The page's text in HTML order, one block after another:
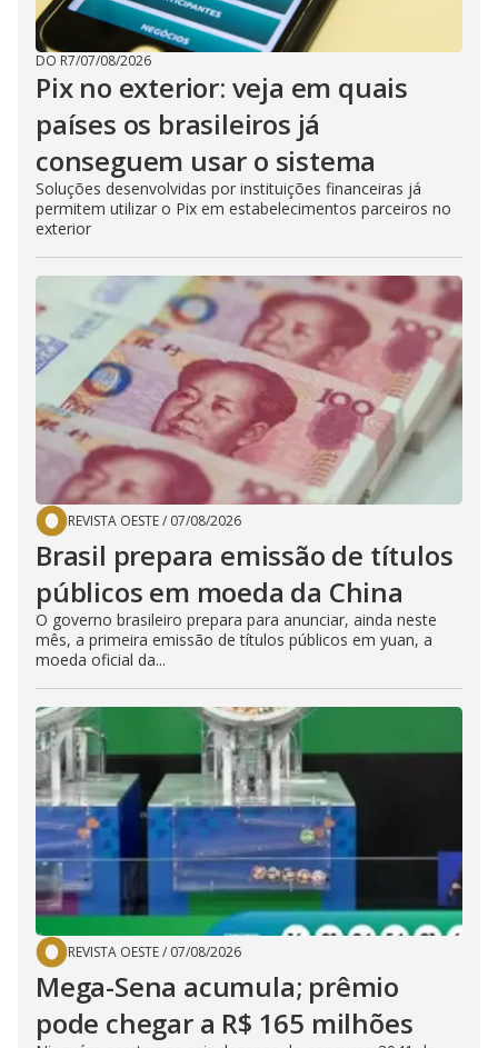
DO R7/07/08/2026
Pix no exterior: veja em quais
países os brasileiros já
conseguem usar o sistema
Soluções desenvolvidas por instituições financeiras já
permitem utilizar o Pix em estabelecimentos parceiros no
exterior
REVISTA OESTE/ 07/08/2026
Brasil prepara emissão de títulos
públicos em moeda da China
O governo brasileiro prepara para anunciar, ainda neste
mês, a primeira emissão de títulos públicos em yuan, a
moeda oficial da...
REVISTA OESTE/ 07/08/2026
Mega-Sena acumula; prêmio
pode chegar a R$ 165 milhões